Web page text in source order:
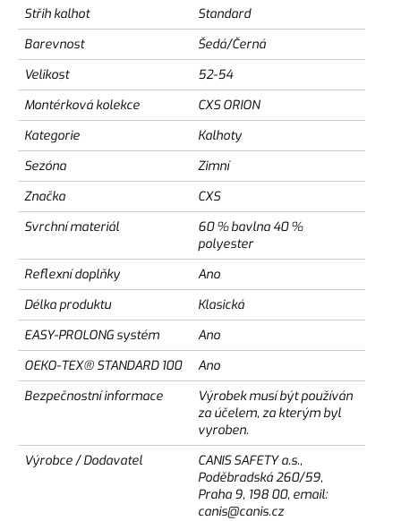
Střih kalhot
Standard
Barevnost
Šedá/Černá
Velikost
52-54
Montérková kolekce
CXS ORION
Kategorie
Kalhoty
Sezóna
Zimní
Značka
CXS
Svrchní materiál
60 % bavlna 40 %
polyester
Reflexní doplňky
Ano
Délka produktu
Klasická
EASY-PROLONG systém
Ano
OEKO-TEX® STANDARD 100
Ano
Bezpečnostní informace
Výrobek musí být používán
za účelem, za kterým byl
vyroben.
Výrobce / Dodavatel
CANIS SAFETY a.s.,
Poděbradská 260/59,
Praha 9, 198 00, email:
canis@canis.cz